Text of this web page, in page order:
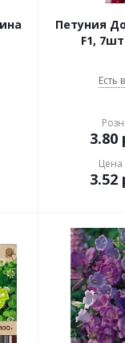
Петуния
F1,
Есть
3.80
Цена
3.52